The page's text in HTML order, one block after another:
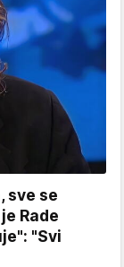
sve se
Rade
"Svi